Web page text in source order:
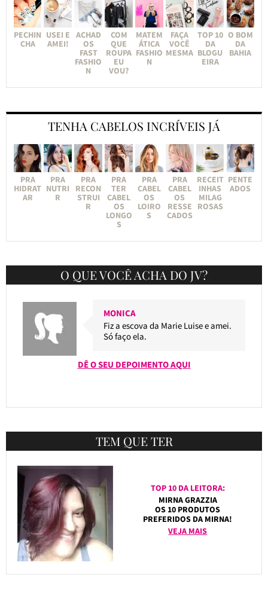
PECHIN
CHA
USEI E
AMEI!
ACHAD
OS
FAST
FASHIO
N
COM
QUE
ROUPA
EU
VOU?
MATEM
ÁTICA
FASHIO
N
FAÇA
VOCÊ
MESMA
TOP 10
DA
BLOGU
EIRA
O BOM
DA
BAHIA
TENHA CABELOS INCRÍVEIS JÁ
PRA
HIDRAT
AR
PRA
NUTRI
R
PRA
RECON
STRUI
R
PRA
TER
CABEL
OS
LONGO
S
PRA
CABEL
OS
LOIRO
S
PRA
CABEL
OS
RESSE
CADOS
RECEIT
INHAS
MILAG
ROSAS
PENTE
ADOS
O QUE VOCÊ ACHA DO JV?
MONICA
Fiz a escova da Marie Luise e amei.
Só faço ela.
DÊ O SEU DEPOIMENTO AQUI
TEM QUE TER
TOP 10 DA LEITORA:
MIRNA GRAZZIA
OS 10 PRODUTOS
PREFERIDOS DA MIRNA!
VEJA MAIS